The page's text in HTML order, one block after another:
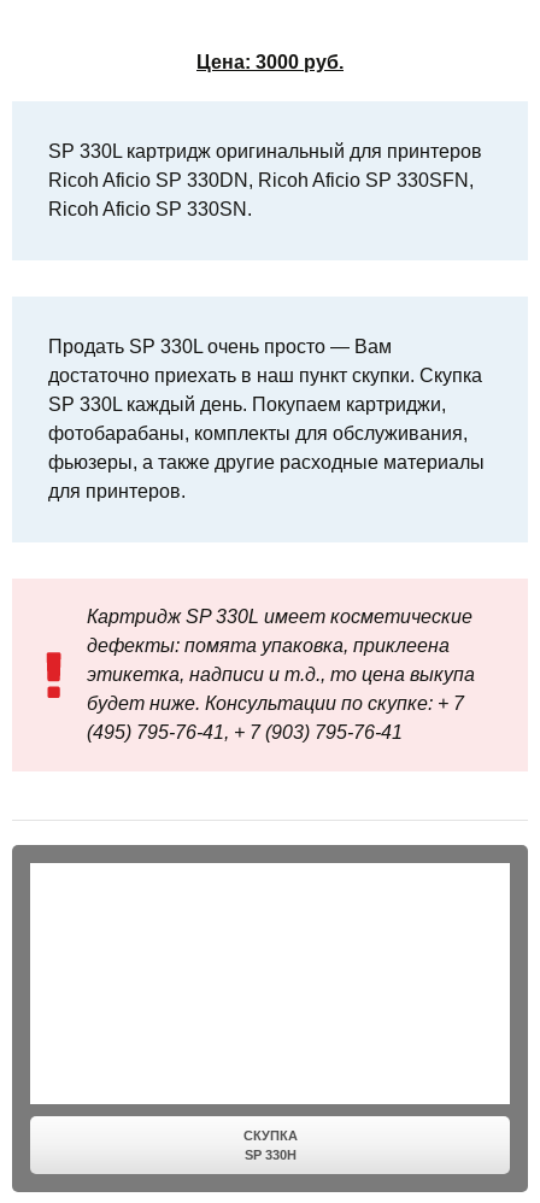
Цена: 3000 руб.
SP 330L картридж оригинальный для принтеров
Ricoh Aficio SP 330DN, Ricoh Aficio SP 330SFN,
Ricoh Aficio SP 330SN.
Продать SP 330L очень просто — Вам
достаточно приехать в наш пункт скупки. Скупка
SP 330L каждый день. Покупаем картриджи,
фотобарабаны, комплекты для обслуживания,
фьюзеры, а также другие расходные материалы
для принтеров.
Картридж SP 330L имеет косметические
дефекты: помята упаковка, приклеена
этикетка, надписи и т.д., то цена выкупа
будет ниже. Консультации по скупке: + 7
(495) 795-76-41, + 7 (903) 795-76-41
СКУПКА
SP 330H